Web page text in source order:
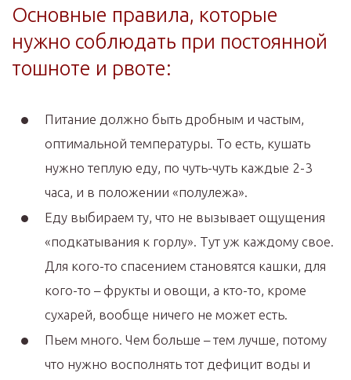
Основные правила, которые
нужно соблюдать при постоянной
тошноте и рвоте:
Питание должно быть дробным и частым,
оптимальной температуры. То есть, кушать
нужно теплую еду, по чуть-чуть каждые 2-3
часа, и в положении «полулежа».
Еду выбираем ту, что не вызывает ощущения
«подкатывания к горлу». Тут уж каждому свое.
Для кого-то спасением становятся кашки, для
кого-то – фрукты и овощи, а кто-то, кроме
сухарей, вообще ничего не может есть.
Пьем много. Чем больше – тем лучше, потому
что нужно восполнять тот дефицит воды и